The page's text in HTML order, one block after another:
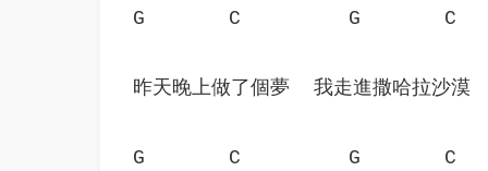
G       C         G       C
昨天晚上做了個夢  我走進撒哈拉沙漠
G       C         G       C